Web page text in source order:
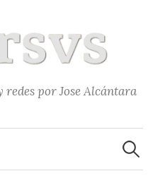
por Jose Alcántara